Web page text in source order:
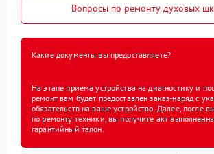
Вопросы по ремонту духовых
Какие документы вы предоставляете?
На этапе приема устройства на диагностику и
ремонт вам будет предоставлен заказ-наряд с
обязательств на ваше устройство. Далее, после
по ремонту техники, вы получите акт
гарантийный талон.